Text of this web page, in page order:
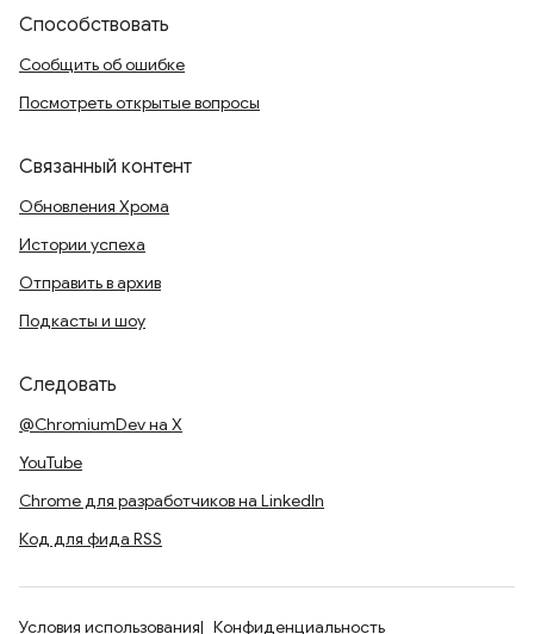
Способствовать
Сообщить об ошибке
Посмотреть открытые вопросы
Связанный контент
Обновления Хрома
Истории успеха
Отправить в архив
Подкасты и шоу
Следовать
@ChromiumDev на X
YouTube
Chrome для разработчиков на LinkedIn
Код для фида RSS
Условия использования Конфиденциальность